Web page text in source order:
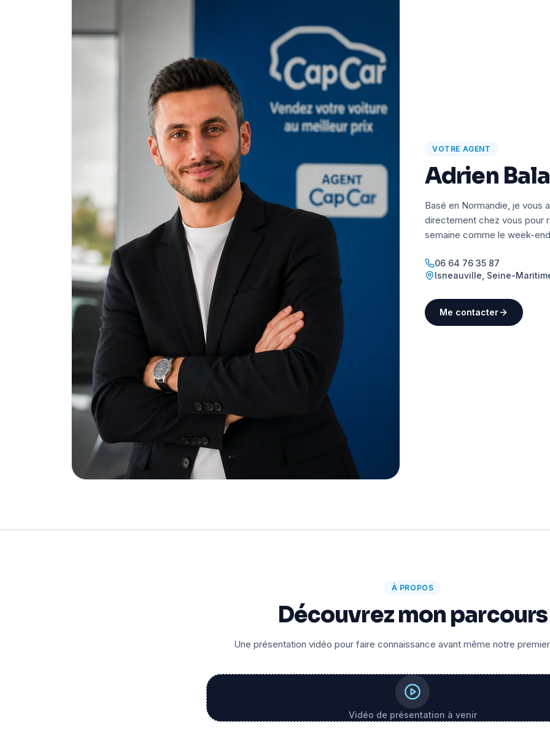
VOTRE AGENT
Adrien
Basé en Normandie, je vous
directement chez vous pour
semaine comme le week-
06 64 76 35 87
Isneauville Seine-
Me contacter
À PROPOS
Découvrez mon parcours
Une présentation vidéo pour faire connaissance avant même notre
Vidéo de présentation à venir